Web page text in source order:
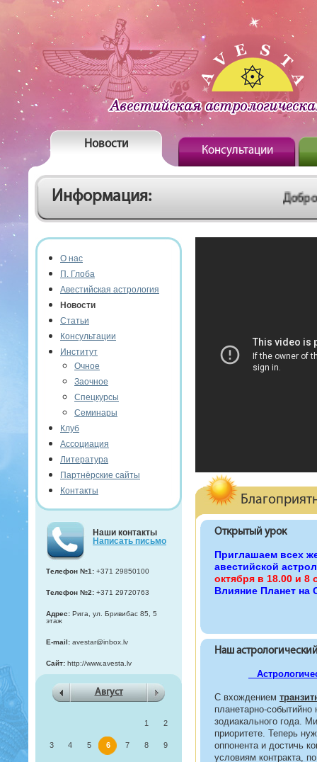
Новости
Консультации
Информация: Добро
О нас
П. Глоба
Авестийская астрология
Новости
Статьи
Консультации
Институт
Очное
Заочное
Спецкурсы
Семинары
Клуб
Ассоциация
Литература
Партнёрские сайты
Контакты
Наши контакты
Написать письмо
Телефон №1: +371 29850100
Телефон №2: +371 29720763
Адрес: Рига, ул. Бривибас 85, 5
этаж
E-mail: avestar@inbox.lv
Сайт: http://www.avesta.lv
Август
1 2
3 4 5 6 7 8 9
Открытый урок
Приглашаем всех
авестийской
октября в 18.00 и 8
Влияние Планет на
Наш
C вхождением
планетарно-событийно
зодиакального года.
приоритете. Теперь
оппонента и достичь
условиям контракта,